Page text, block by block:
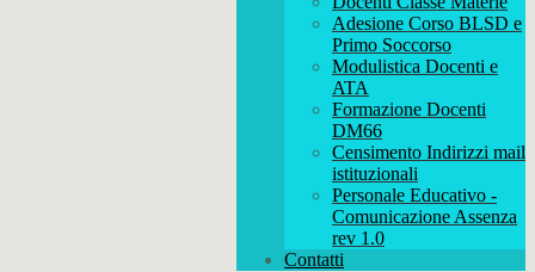
Adesione Corso BLSD e
Primo Soccorso
Modulistica Docenti e
ATA
Formazione Docenti
DM66
Censimento Indirizzi mail
istituzionali
Personale Educativo -
Comunicazione Assenza
rev 1.0
Contatti